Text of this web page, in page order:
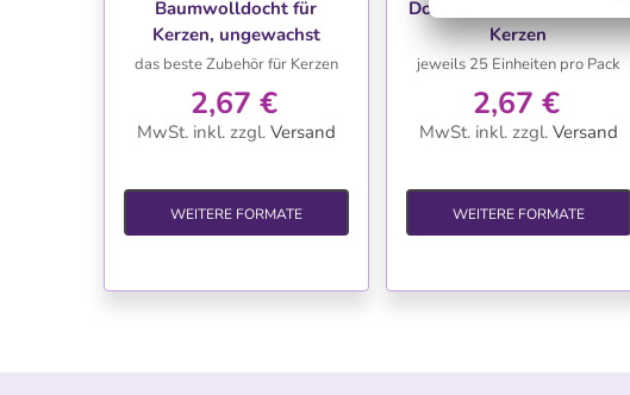
Baumwolldocht für
Kerzen, ungewachst
das beste Zubehör für Kerzen
2,67 €
MwSt. inkl. zzgl. Versand
WEITERE FORMATE
Dochthalter aus Metall für
Kerzen
jeweils 25 Einheiten pro Pack
2,67 €
MwSt. inkl. zzgl. Versand
WEITERE FORMATE